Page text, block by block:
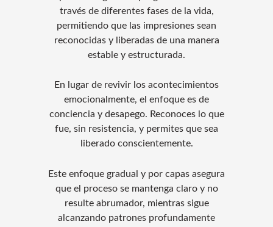
través de diferentes fases de la vida,
permitiendo que las impresiones sean
reconocidas y liberadas de una manera
estable y estructurada.
En lugar de revivir los acontecimientos
emocionalmente, el enfoque es de
conciencia y desapego. Reconoces lo que
fue, sin resistencia, y permites que sea
liberado conscientemente.
Este enfoque gradual y por capas asegura
que el proceso se mantenga claro y no
resulte abrumador, mientras sigue
alcanzando patrones profundamente